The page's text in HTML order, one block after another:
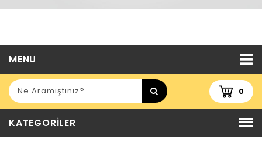
MENU
0
KATEGORILER